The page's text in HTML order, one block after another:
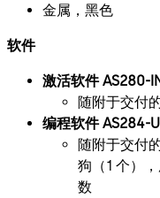
金属，黑色
软件
激活软件 AS280-
随附于交付
编程软件 AS284-
随附于交付
狗（1 个）
数